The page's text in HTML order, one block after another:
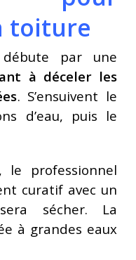
toiture
par une
à déceler les
. S’ensuivent le
d’eau, puis le
le professionnel
curatif avec un
sécher. La
à grandes eaux